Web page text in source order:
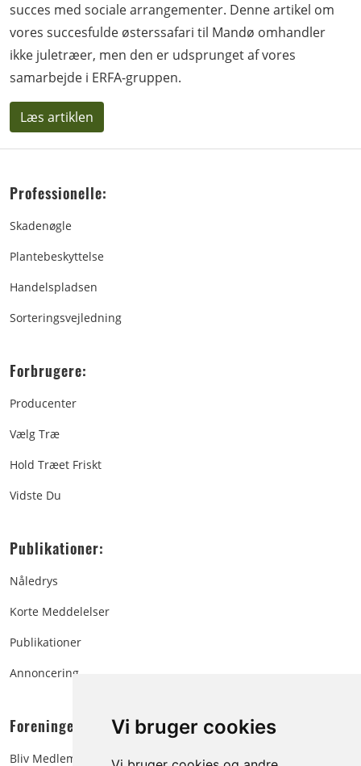
Vi bruger cookies
succes med sociale arrangementer. Denne artikel om
vores succesfulde østerssafari til Mandø omhandler
ikke juletræer, men den er udsprunget af vores
samarbejde i ERFA-gruppen.
Læs artiklen
Professionelle:
Skadenøgle
Plantebeskyttelse
Handelspladsen
Sorteringsvejledning
Forbrugere:
Producenter
Vælg Træ
Hold Træet Friskt
Vidste Du
Publikationer:
Nåledrys
Korte Meddelelser
Publikationer
Annoncering
Foreningen:
Bliv Medlem